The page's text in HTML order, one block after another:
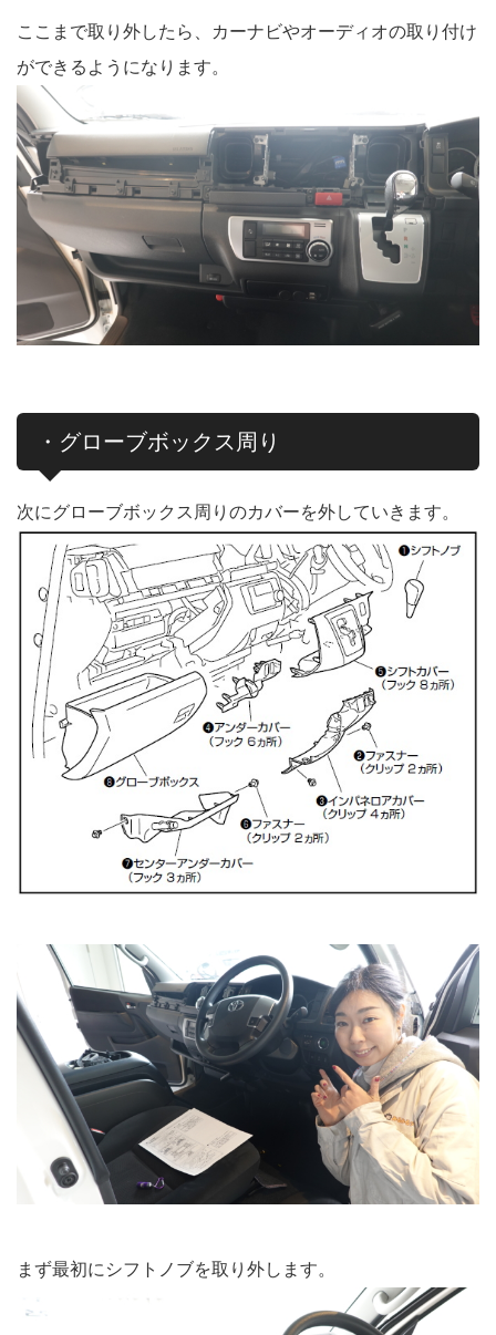
ここまで取り外したら、カーナビやオーディオの取り付け
ができるようになります。
・グローブボックス周り
次にグローブボックス周りのカバーを外していきます。
まず最初にシフトノブを取り外します。